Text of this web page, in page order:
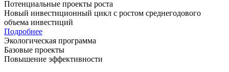
Потенциальные проекты роста
Новый инвестиционный цикл с ростом среднегодового
объема инвестиций
Подробнее
Экологическая программа
Базовые проекты
Повышение эффективности